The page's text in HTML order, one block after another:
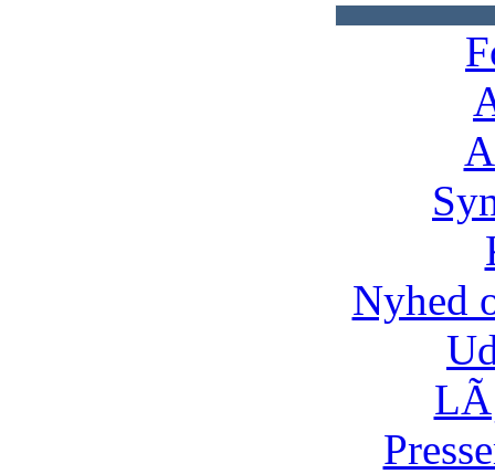
Nyhed